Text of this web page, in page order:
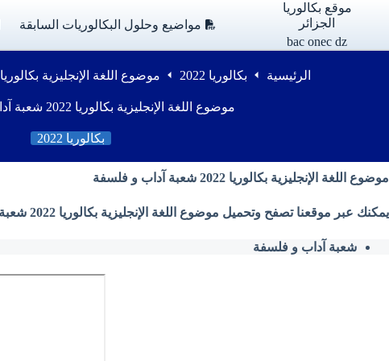
موقع بكالوريا
الجزائر
bac onec dz
مواضيع وحلول البكالوريات السابقة
الرئيسية بكالوريا 2022 موضوع اللغة الإنجليزية بكالوريا 2022 شعبة آداب و فلسفة
موضوع اللغة الإنجليزية بكالوريا 2022 شعبة آداب و فلسفة
بكالوريا 2022
موضوع اللغة الإنجليزية بكالوريا 2022 شعبة آداب و فلسفة
يمكنك عبر موقعنا تصفح وتحميل موضوع اللغة الإنجليزية بكالوريا 2022 شعبة آداب و فلسفة من وزارة التربية الوطنية بصيغة PDF
شعبة آداب و فلسفة